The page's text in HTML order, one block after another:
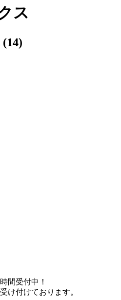
ス
間受付中！
け付けております。